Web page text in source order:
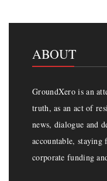
ABOUT
GroundXero is an
truth, as an act of
news, dialogue and
accountable,
corporate funding